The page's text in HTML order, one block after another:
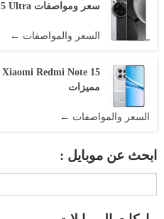
سعر ومواصفات Xiaomi 15 Ultra
السعر والمواصفات ←
مميزات
السعر والمواصفات ←
ابحث عن موبايل :